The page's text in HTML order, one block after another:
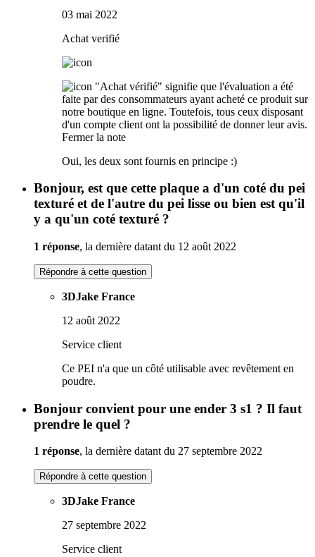
03 mai 2022
Achat verifié
"Achat vérifié" signifie que l'évaluation a été
faite par des consommateurs ayant acheté ce produit sur
notre boutique en ligne. Toutefois, tous ceux disposant
d'un compte client ont la possibilité de donner leur avis.
Fermer la note
Oui, les deux sont fournis en principe :)
Bonjour, est que cette plaque a d'un coté du pei
texturé et de l'autre du pei lisse ou bien est qu'il
y a qu'un coté texturé ?
1 réponse, la dernière datant du 12 août 2022
Répondre à cette question
3DJake France
12 août 2022
Service client
Ce PEI n'a que un côté utilisable avec revêtement en
poudre.
Bonjour convient pour une ender 3 s1 ? Il faut
prendre le quel ?
1 réponse, la dernière datant du 27 septembre 2022
Répondre à cette question
3DJake France
27 septembre 2022
Service client